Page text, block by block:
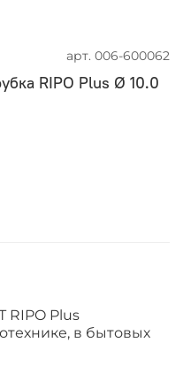
арт. 006-600062
RIPO Plus Ø 10.0
RIPO Plus
в бытовых